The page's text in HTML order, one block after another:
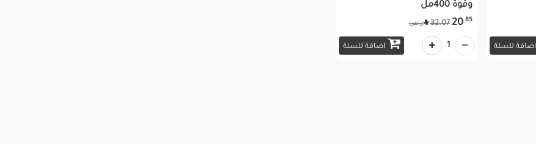
اضافة للسلة
وقوة 400مل
85
20
 32.07 ر.س
اضافة للسلة 1